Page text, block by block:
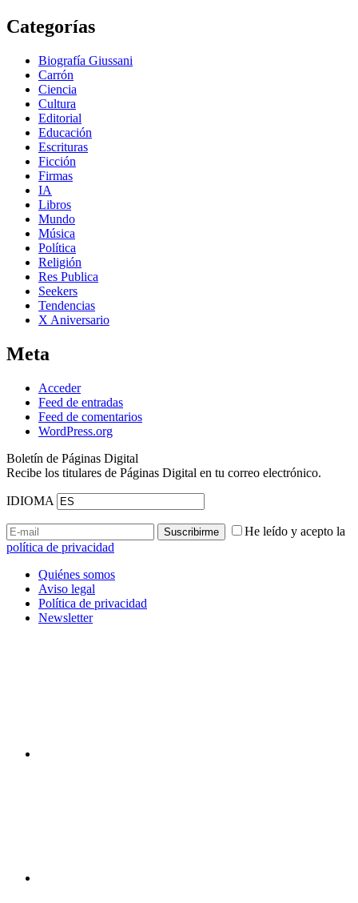
Categorías
Biografía Giussani
Carrón
Ciencia
Cultura
Editorial
Educación
Escrituras
Ficción
Firmas
IA
Libros
Mundo
Música
Política
Religión
Res Publica
Seekers
Tendencias
X Aniversario
Meta
Acceder
Feed de entradas
Feed de comentarios
WordPress.org
Boletín de Páginas Digital
Recibe los titulares de Páginas Digital en tu correo electrónico.
IDIOMA
He leído y acepto la
política de privacidad
Quiénes somos
Aviso legal
Política de privacidad
Newsletter